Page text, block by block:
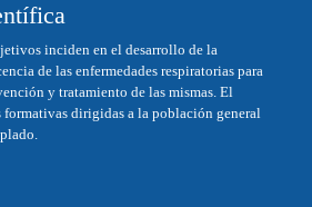
ok
inciden en el desarrollo de la
de las enfermedades respiratorias para
y tratamiento de las mismas. El
dirigidas a la población general